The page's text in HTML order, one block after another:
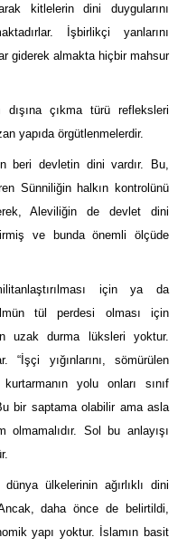
kitlelerin dini duygularını
İşbirlikçi yanlarını
giderek almakta hiçbir mahsur
çıkma türü refleksleri
yapıda örgütlenmelerdir.
beri devletin dini vardır. Bu,
Sünniliğin halkın kontrolünü
Aleviliğin de devlet dini
ve bunda önemli ölçüde
için ya da
tül perdesi olması için
uzak durma lüksleri yoktur.
“İşçi yığınlarını, sömürülen
yolu onları sınıf
bir saptama olabilir ama asla
Sol bu anlayışı
ülkelerinin ağırlıklı dini
daha önce de belirtildi,
yapı yoktur. İslamın basit